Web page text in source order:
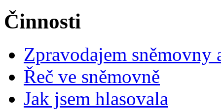
Činnosti
Zpravodajem
Řeč ve sněmovně
Jak jsem hlasovala